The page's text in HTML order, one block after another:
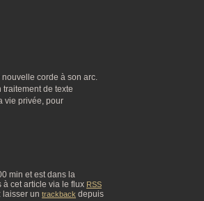
nouvelle corde à son arc.
traitement de texte
vie privée, pour
min et est dans la
à cet article via le flux RSS
laisser un trackback depuis